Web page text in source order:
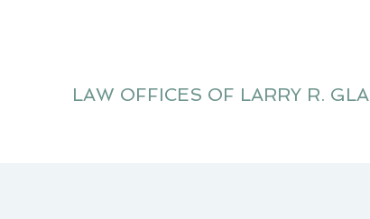
LAW OFFICES OF LARRY R.